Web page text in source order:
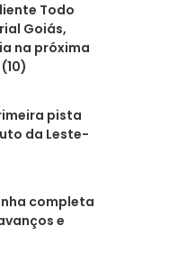
Todo
Goiás,
na próxima
pista
da Leste-
completa
e